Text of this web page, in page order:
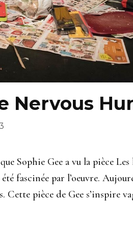
Nervous
Sophie Gee a vu la pièce Les
fascinée par l’oeuvre.
Cette pièce de Gee s’inspire